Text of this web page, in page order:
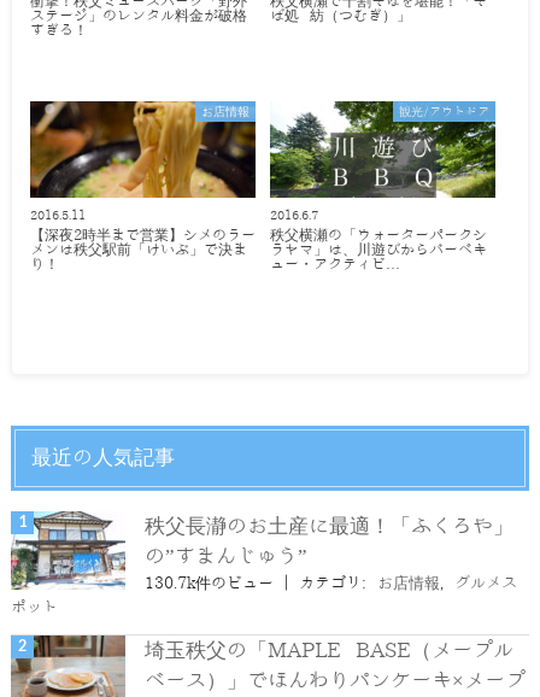
ステージ」のレンタル料金が破格
すぎる！
ば処 紡（つむぎ）」
お店情報
2016.5.11
【深夜2時半まで営業】シメのラー
メンは秩父駅前「けいぶ」で決ま
り！
観光/アウトドア
2016.6.7
秩父横瀬の「ウォーターパークシ
ラヤマ」は、川遊びからバーベキ
ュー・アクティビ…
最近の人気記事
秩父長瀞のお土産に最適！「ふくろや」
の”すまんじゅう”
130.7k件のビュー カテゴリ: お店情報
グルメス
ポット
埼玉秩父の「MAPLE BASE（メープル
ベース）」でほんわりパンケーキ×メープ